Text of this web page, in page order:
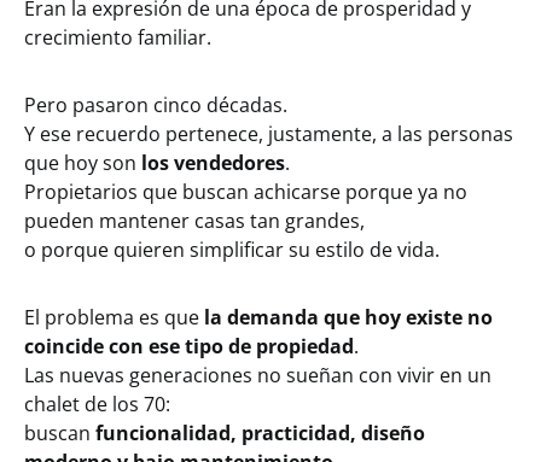
Eran la expresión de una época de prosperidad y
crecimiento familiar.
Pero pasaron cinco décadas.
Y ese recuerdo pertenece, justamente, a las personas
que hoy son los vendedores.
Propietarios que buscan achicarse porque ya no
pueden mantener casas tan grandes,
o porque quieren simplificar su estilo de vida.
El problema es que la demanda que hoy existe no
coincide con ese tipo de propiedad.
Las nuevas generaciones no sueñan con vivir en un
chalet de los 70:
buscan funcionalidad, practicidad, diseño